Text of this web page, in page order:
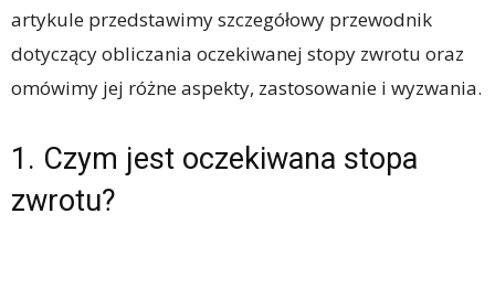
artykule przedstawimy szczegółowy przewodnik
dotyczący obliczania oczekiwanej stopy zwrotu oraz
omówimy jej różne aspekty, zastosowanie i wyzwania.
1. Czym jest oczekiwana stopa
zwrotu?